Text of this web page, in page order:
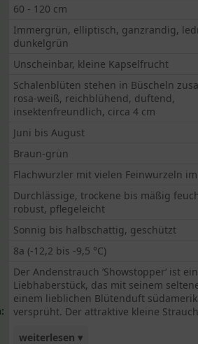
60 - 120 cm
Immergrün, elliptisch, ganzrandig,
dunkelgrün
Unscheinbar, kleine Kapselfrucht
Schalenblüten stehen in Büscheln
rosa-weiß, reichblühend, duftend,
insektenfreundlich, circa 4 cm
Juni bis August
Braun-grün
Flachwurzler mit vielen Feinwurzeln
Durchlässige, trockene bis mäßig
robust, pflegeleicht
Sonnig bis halbschattig, geschützt
8a (-12,2 bis -9,5 °C)
Der Andenstrauch ’Showstopper‘ ist
Liebhaberstück, das mit seinem
einem lieblichen Blütenduft
versprüht. Der attraktive kleine
weiterlesen ▾